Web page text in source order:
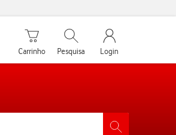
Carrinho de compras
Carrinho
Pesquisar
Pesquisa
My Vodafone
Login